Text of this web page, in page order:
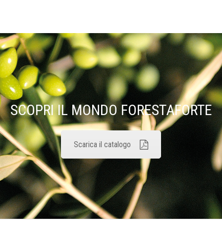
SCOPRI IL MONDO FORESTAFORTE
Scarica il catalogo